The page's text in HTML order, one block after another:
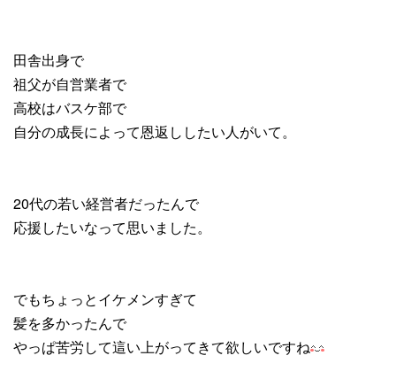
田舎出身で
祖父が自営業者で
高校はバスケ部で
自分の成長によって恩返ししたい人がいて。
20代の若い経営者だったんで
応援したいなって思いました。
でもちょっとイケメンすぎて
髪を多かったんで
やっぱ苦労して這い上がってきて欲しいですね